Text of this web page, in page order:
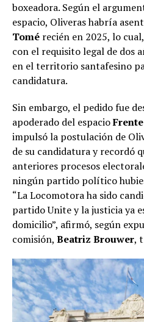
boxeadora. Según el
espacio, Oliveras habría
Tomé recién en 2025, lo
con el requisito legal de dos
en el territorio santafesino
candidatura.
Sin embargo, el pedido fue
apoderado del espacio
impulsó la postulación de
de su candidatura y recordó
anteriores procesos
ningún partido político
“La Locomotora ha sido
partido Unite y la justicia ya
domicilio”, afirmó, según
comisión, Beatriz Brouwer,